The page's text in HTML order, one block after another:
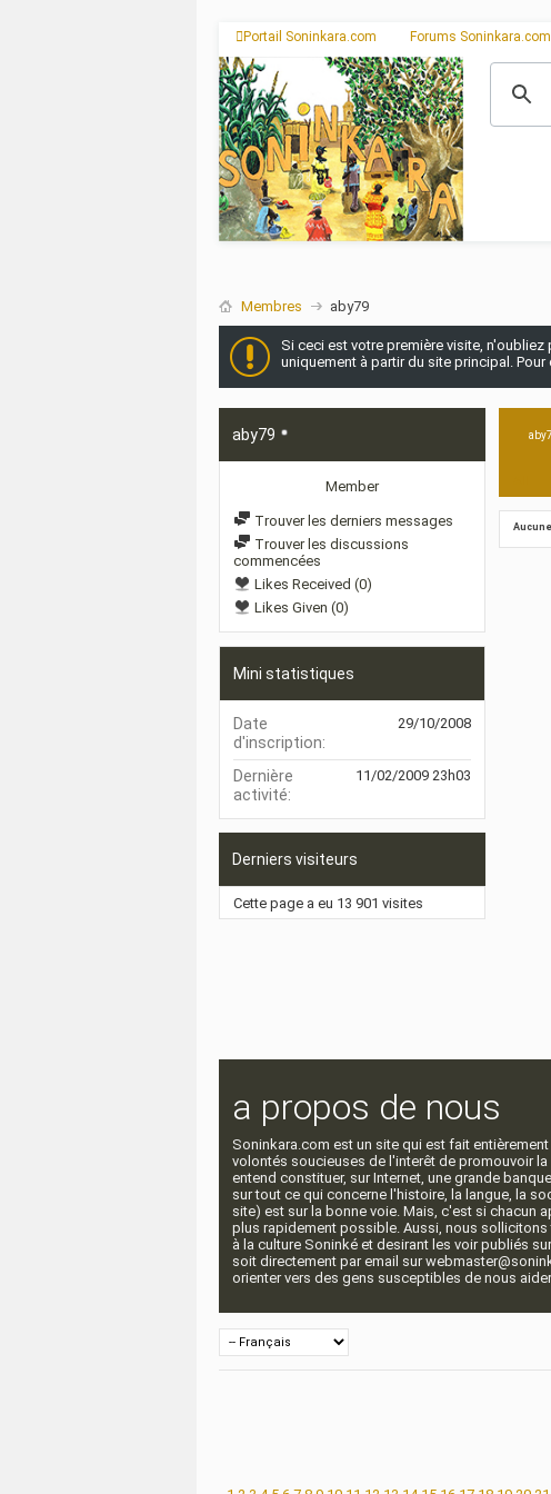
Portail Soninkara.com Forums Soninkara.com
Membres aby79
Si ceci est votre première visite,
uniquement à partir du site principal.
aby79
Member
Trouver les derniers messages
Trouver les discussions
commencées
Likes Received (0)
Likes Given (0)
Mini statistiques
Date
d'inscription
29/10/2008
Dernière
activité
11/02/2009 23h03
Derniers visiteurs
Cette page a eu 13 901 visites
a propos de nous
Soninkara.com est un site qui est fait
volontés soucieuses de l'interêt de promouvoir
entend constituer, sur Internet, une grande
sur tout ce qui concerne l'histoire, la langue, la
site) est sur la bonne voie. Mais, c'est si chacun
plus rapidement possible. Aussi, nous
à la culture Soninké et desirant les voir publiés
soit directement par email sur
orienter vers des gens susceptibles de nous